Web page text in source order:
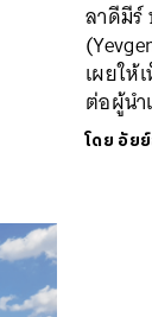
ลาดีมีร์
เผยให้
ต่อผู้นำ
โดย อัย